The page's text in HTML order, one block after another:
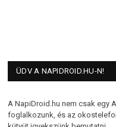
ÜDV A NAPIDROID.HU-N!
A NapiDroid.hu nem csak egy
foglalkozunk, és az